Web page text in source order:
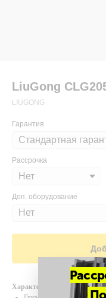
LiuGong
LIUGONG
Гарантия
Рассрочка
Доп. оборудование
Характеристики